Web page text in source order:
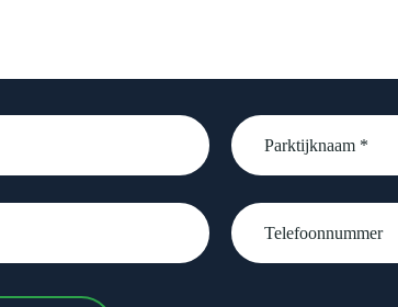
Parktijknaam
*
Telefoonnummer